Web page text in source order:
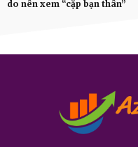
do nên xem “cặp bạn thân”